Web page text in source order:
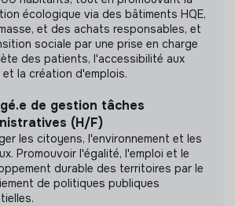
les besoins des directions
les investissements
des infrastructures
n'a pas souhaité nous
écologique via des bâtiments HQE,
et des achats responsables, et
sociale par une prise en charge
des patients, l'accessibilité aux
et la création d'emplois.
de gestion tâches
(H/F)
les citoyens, l'environnement et les
Promouvoir l'égalité, l'emploi et le
durable des territoires par le
de politiques publiques